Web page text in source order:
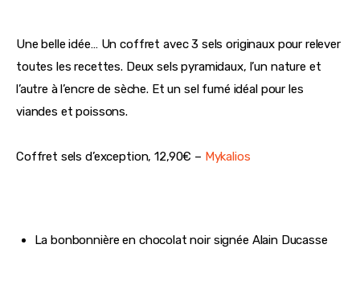
Une belle idée… Un coffret avec 3 sels originaux pour relever
toutes les recettes. Deux sels pyramidaux, l’un nature et
l’autre à l’encre de sèche. Et un sel fumé idéal pour les
viandes et poissons.
Coffret sels d’exception, 12,90€ – Mykalios
La bonbonnière en chocolat noir signée Alain Ducasse